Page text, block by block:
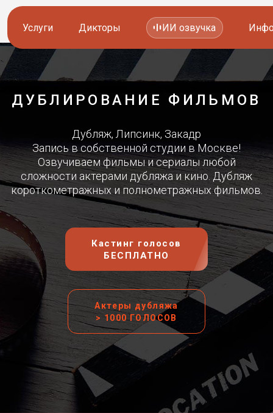
Услуги
Озвучка видео
Работа с аудио
Работа с текстом
Локализация и перевод
Другие услуги
8 800 200-45-51
Заказать звонок
Дикторы
Иностранные дикторы
Русские дикторы
Актеры озвучки
Контакты дикторов
ИИ голоса
8 800 200-45-51
Заказать звонок
ИИ озвучка
ДУБЛИРОВАНИЕ ФИЛЬМОВ
Дубляж, Липсинк, Закадр
Запись в собственной студии в Москве!
Озвучиваем фильмы и сериалы любой
сложности актерами дубляжа и кино. Дубляж
короткометражных и полнометражных фильмов.
Кастинг голосов
БЕСПЛАТНО
Актеры дубляжа
> 1000 ГОЛОСОВ